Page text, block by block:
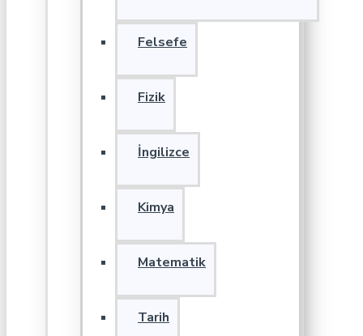
Felsefe
Fizik
İngilizce
Kimya
Matematik
Tarih